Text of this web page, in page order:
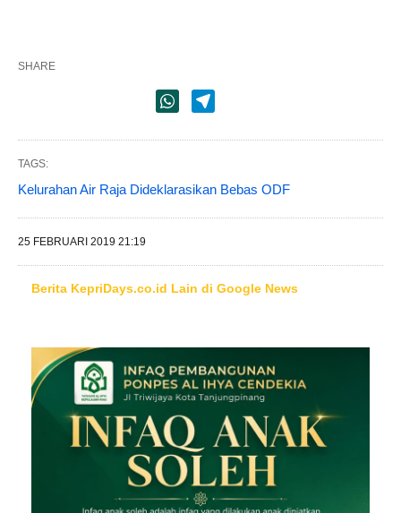
SHARE
TAGS:
Kelurahan Air Raja Dideklarasikan Bebas ODF
25 FEBRUARI 2019 21:19
Berita KepriDays.co.id Lain di Google News